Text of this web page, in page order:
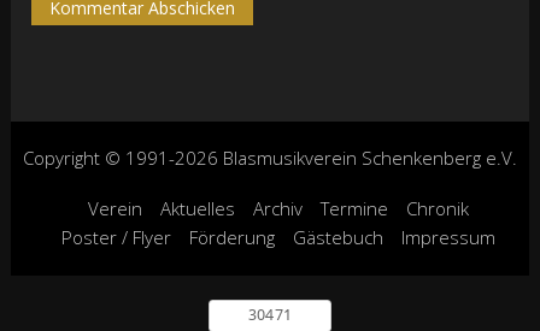
Copyright © 1991-2026 Blasmusikverein Schenkenberg e.V.
Verein Aktuelles Archiv Termine
Chronik
Poster / Flyer
Förderung Gästebuch Impressum